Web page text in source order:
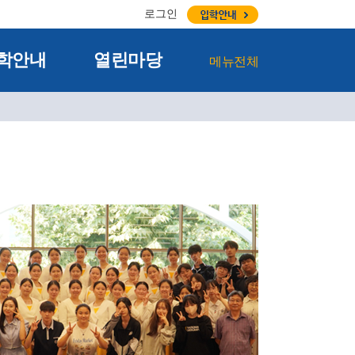
로그인
안내 열린마당 메뉴전체